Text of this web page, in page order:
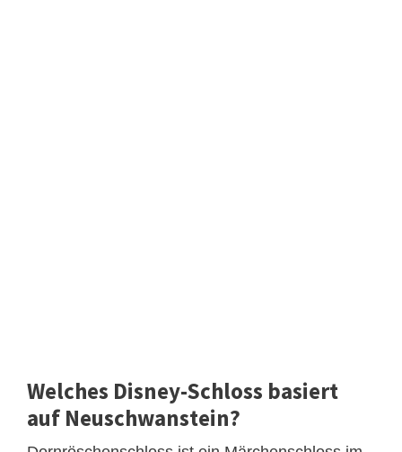
Welches Disney-Schloss basiert
auf Neuschwanstein?